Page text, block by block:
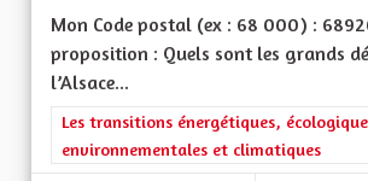
Mon Code postal (ex : 68 000) :
proposition : Quels sont les grands
l’Alsace...
Filtrer les résultats de la catégorie :
Les transitions énergétiques,
environnementales et climatiques